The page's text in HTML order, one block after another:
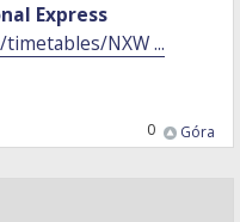
Express
NXW ...
Góra
0